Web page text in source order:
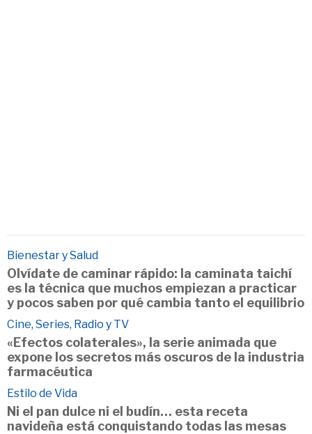
Bienestar y Salud
Olvídate de caminar rápido: la caminata taichí
es la técnica que muchos empiezan a practicar
y pocos saben por qué cambia tanto el equilibrio
Cine, Series, Radio y TV
«Efectos colaterales», la serie animada que
expone los secretos más oscuros de la industria
farmacéutica
Estilo de Vida
Ni el pan dulce ni el budín… esta receta
navideña está conquistando todas las mesas